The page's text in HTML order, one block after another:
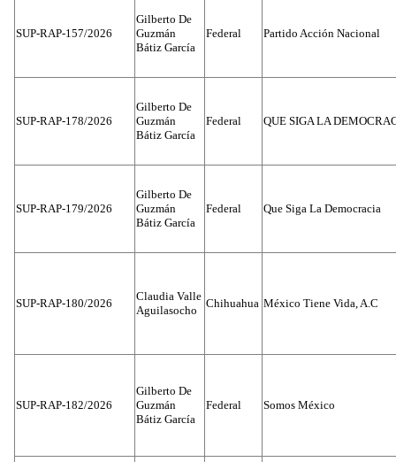
SUP-RAP-157/2026
Gilberto De
Guzmán
Bátiz García
Federal Partido Acción Nacional
SUP-RAP-178/2026
Gilberto De
Guzmán
Bátiz García
Federal QUE SIGA LA
SUP-RAP-179/2026
Gilberto De
Guzmán
Bátiz García
Federal Que Siga La Democracia
SUP-RAP-180/2026
Claudia Valle
Aguilasocho
Chihuahua México Tiene Vida, A.C
SUP-RAP-182/2026
Gilberto De
Guzmán
Bátiz García
Federal Somos México